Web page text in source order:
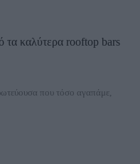
τα καλύτερα rooftop bars
που τόσο αγαπάμε,